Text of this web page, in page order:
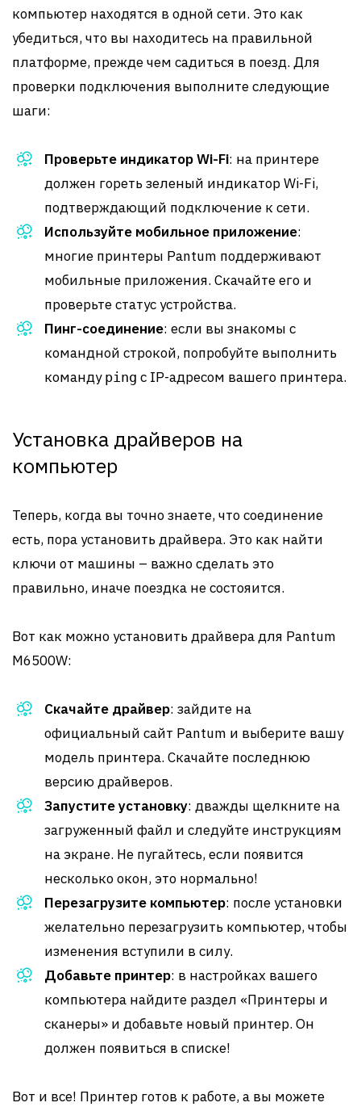
компьютер находятся в одной сети. Это как
убедиться, что вы находитесь на правильной
платформе, прежде чем садиться в поезд. Для
проверки подключения выполните следующие
шаги:
Проверьте индикатор Wi-Fi: на принтере
должен гореть зеленый индикатор Wi-Fi,
подтверждающий подключение к сети.
Используйте мобильное приложение:
многие принтеры Pantum поддерживают
мобильные приложения. Скачайте его и
проверьте статус устройства.
Пинг-соединение: если вы знакомы с
командной строкой, попробуйте выполнить
команду ping с IP-адресом вашего принтера.
Установка драйверов на
компьютер
Теперь, когда вы точно знаете, что соединение
есть, пора установить драйвера. Это как найти
ключи от машины – важно сделать это
правильно, иначе поездка не состояится.
Вот как можно установить драйвера для Pantum
M6500W:
Скачайте драйвер: зайдите на
официальный сайт Pantum и выберите вашу
модель принтера. Скачайте последнюю
версию драйверов.
Запустите установку: дважды щелкните на
загруженный файл и следуйте инструкциям
на экране. Не пугайтесь, если появится
несколько окон, это нормально!
Перезагрузите компьютер: после установки
желательно перезагрузить компьютер, чтобы
изменения вступили в силу.
Добавьте принтер: в настройках вашего
компьютера найдите раздел «Принтеры и
сканеры» и добавьте новый принтер. Он
должен появиться в списке!
Вот и все! Принтер готов к работе, а вы можете